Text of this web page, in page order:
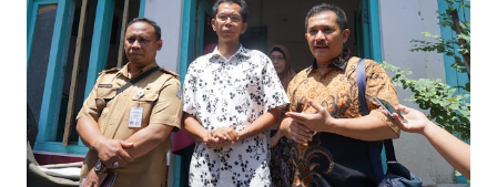
dana pinjaman lunak di Bank UMKM untuk para pelaku
UMKM, karena sebenarnya jika Pemprov serius
memberikan sosialisasi sampai ke tingkat desa,maka saya
yakin masyarakat sangat senang sekali," ucap pria yang
akrab dipanggil Gus Udin tersebut. Apalagi menyambut
MEA, seharusnya pelaku UMKM sudah mengerti kalau ada